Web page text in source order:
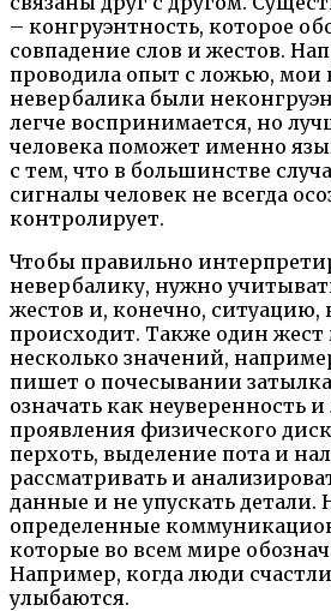
– конгруэнтность, которое
совпадение слов и жестов.
проводила опыт с ложью, мои
невербалика были
легче воспринимается, но
человека поможет именно
с тем, что в большинстве
сигналы человек не всегда
контролирует.
Чтобы правильно
невербалику, нужно
жестов и, конечно, ситуацию,
происходит. Также один
несколько значений,
пишет о почесывании
означать как неуверенность
проявления физического
перхоть, выделение пота и
рассматривать и
данные и не упускать детали.
определенные
которые во всем мире
Например, когда люди
улыбаются.